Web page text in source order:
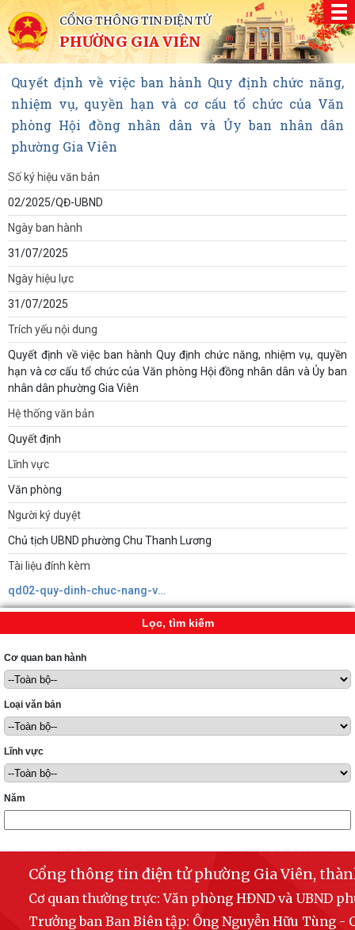
CỔNG THÔNG TIN ĐIỆN TỬ
PHƯỜNG GIA VIÊN
Quyết định về việc ban hành Quy định chức năng,
nhiệm vụ, quyền hạn và cơ cấu tổ chức của Văn
phòng Hội đồng nhân dân và Ủy ban nhân dân
phường Gia Viên
Số ký hiệu văn bản
02/2025/QĐ-UBND
Ngày ban hành
31/07/2025
Ngày hiệu lực
31/07/2025
Trích yếu nội dung
Quyết định về việc ban hành Quy định chức năng, nhiệm vụ, quyền
hạn và cơ cấu tổ chức của Văn phòng Hội đồng nhân dân và Ủy ban
nhân dân phường Gia Viên
Hệ thống văn bản
Quyết định
Lĩnh vực
Văn phòng
Người ký duyệt
Chủ tịch UBND phường Chu Thanh Lương
Tài liệu đính kèm
qd02-quy-dinh-chuc-nang-van-phong.signed638912972119352199.pdf
Lọc, tìm kiếm
Cơ quan ban hành
Loại văn bản
Lĩnh vực
Năm
Cổng thông tin điện tử phường Gia Viên,
Cơ quan thường trực: Văn phòng HĐND và UBND
Trưởng ban Ban Biên tập: Ông Nguyễn Hữu Tùng -